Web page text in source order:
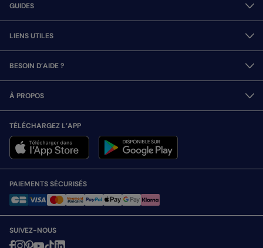
GUIDES
LIENS UTILES
BESOIN D’AIDE ?
À PROPOS
TÉLÉCHARGEZ L’APP
PAIEMENTS SÉCURISÉS
SUIVEZ-NOUS